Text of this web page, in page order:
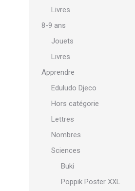
Livres
8-9 ans
Jouets
Livres
Apprendre
Eduludo Djeco
Hors catégorie
Lettres
Nombres
Sciences
Buki
Poppik Poster XXL